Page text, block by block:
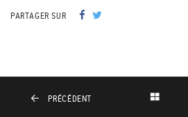
PARTAGER SUR
PRÉCÉDENT